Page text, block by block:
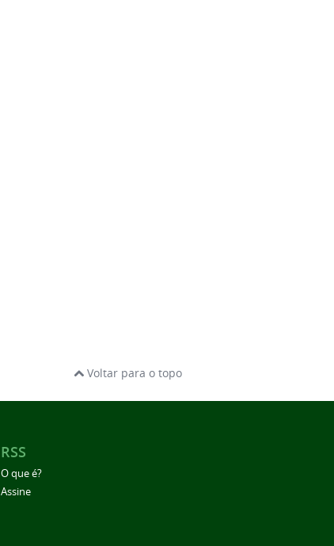
Voltar para o topo
RSS
O que é?
Assine